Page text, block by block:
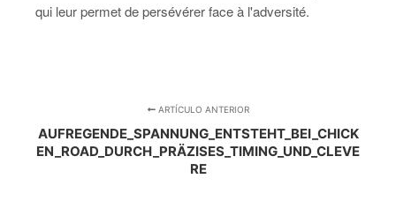
qui leur permet de persévérer face à l'adversité.
ARTÍCULO ANTERIOR
AUFREGENDE_SPANNUNG_ENTSTEHT_BEI_CHICK
EN_ROAD_DURCH_PRÄZISES_TIMING_UND_CLEVE
RE